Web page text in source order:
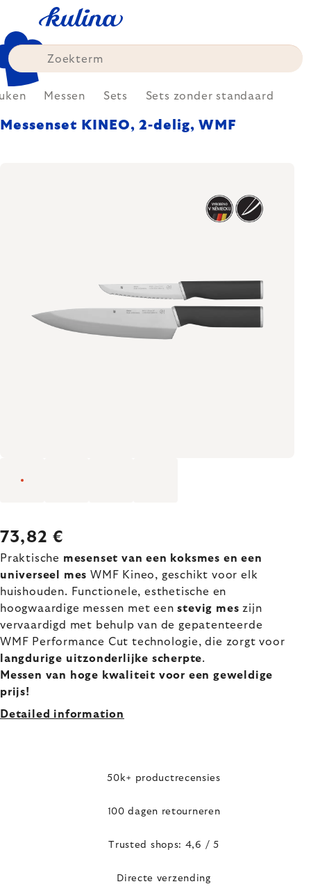
content
Messen Sets Sets zonder standaard
Messenset KINEO, 2-delig, WMF
73,82 €
Praktische mesenset van een koksmes en een
universeel mes WMF Kineo, geschikt voor elk
huishouden. Functionele, esthetische en
hoogwaardige messen met eenstevig mes zijn
vervaardigd met behulp van de gepatenteerde
WMF Performance Cut technologie, die zorgt voor
langdurige uitzonderlijke scherpte.
Messen van hoge kwaliteit voor een geweldige
prijs!
Detailed information
50k+ productrecensies
100 dagen retourneren
Trusted shops: 4,6 / 5
Directe verzending